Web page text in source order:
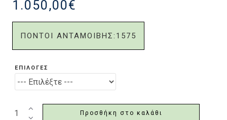
1.050,00€
ΠΟΝΤΟΙ ΑΝΤΑΜΟΙΒΗΣ: 1575
ΕΠΙΛΟΓΈΣ
Προσθήκη στο καλάθι